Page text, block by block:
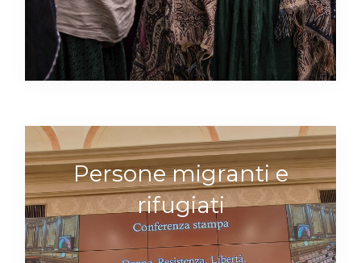
Persone migranti e
rifugiati